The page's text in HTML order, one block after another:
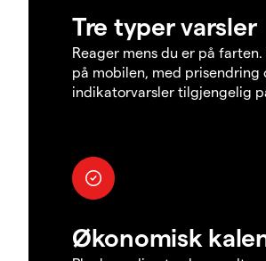
Tre typer varsler
Reager mens du er på
på mobilen, med prisendring
indikatorvarsler tilgjengelig
Økonomisk